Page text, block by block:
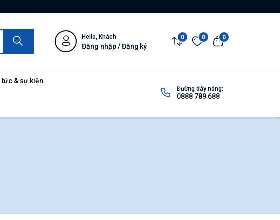
Hello, Khách
Đăng nhập / Đăng ký
0 0 0
tức & sự kiện
Đường dây nóng:
0888 789 688